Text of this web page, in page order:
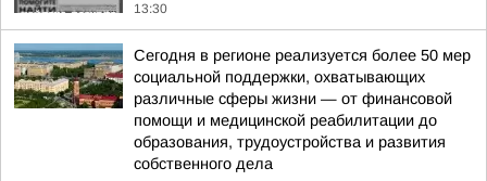
13:30
Сегодня в регионе реализуется более 50 мер
социальной поддержки, охватывающих
различные сферы жизни — от финансовой
помощи и медицинской реабилитации до
образования, трудоустройства и развития
собственного дела